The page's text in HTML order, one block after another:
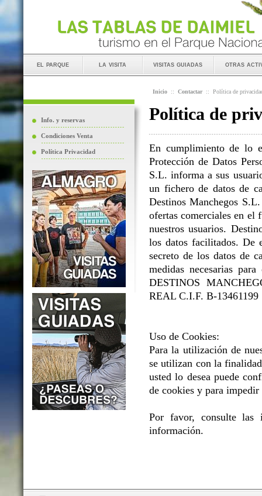
el parque la visita visitas guiadas otras
Info. y reservas
Condiciones Venta
Política Privacidad
Inicio :: Contactar :: Política de
Política de
En cumplimiento de lo
Protección de Datos
S.L. informa a sus
un fichero de datos de
Destinos Manchegos
ofertas comerciales en el
nuestros usuarios.
los datos facilitados. De
secreto de los datos de
medidas necesarias
DESTINOS
REAL C.I.F. B-13461199
Uso de Cookies:
Para la utilización de
se utilizan con la
usted lo desea puede
de cookies y para
Por favor, consulte las
información.